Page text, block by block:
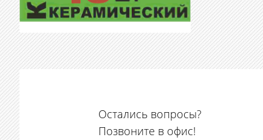
Остались вопросы?
Позвоните в офис!